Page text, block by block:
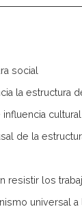
social
la estructura
cultural
de la
resistir los
universal